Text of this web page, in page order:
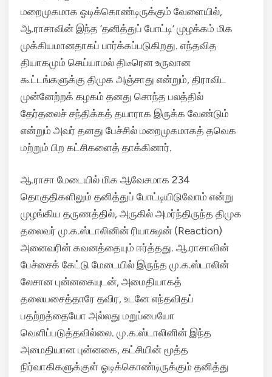
மறைமுகமாக ஓடிக்கொண்டிருக்கும் வேளையில்,
ஆ.ராசாவின் இந்த ‘தனித்துப் போட்டி’ முழக்கம் மிக
முக்கியமானதாகப் பார்க்கப்படுகிறது. எந்தவித
தியாகமும் செய்யாமல் திடீரென உருவான
கூட்டங்களுக்கு திமுக அஞ்சாது என்றும், திராவிட
முன்னேற்றக் கழகம் தனது சொந்த பலத்தில்
தேர்தலைச் சந்திக்கத் தயாராக இருக்க வேண்டும்
என்றும் அவர் தனது பேச்சில் மறைமுகமாகத் தவெக
மற்றும் பிற கட்சிகளைத் தாக்கினார்.
ஆ.ராசா மேடையில் மிக ஆவேசமாக 234
தொகுதிகளிலும் தனித்துப் போட்டியிடுவோம் என்று
முழங்கிய தருணத்தில், அருகில் அமர்ந்திருந்த திமுக
தலைவர் மு.க.ஸ்டாலினின் ரியாக்ஷன் (Reaction)
அனைவரின் கவனத்தையும் ஈர்த்தது. ஆ.ராசாவின்
பேச்சைக் கேட்டு மேடையில் இருந்த மு.க.ஸ்டாலின்
லேசான புன்னகையுடன், அமைதியாகத்
தலையசைத்தாரே தவிர, உடனே எந்தவிதப்
பதற்றத்தையோ அல்லது மறுப்பையோ
வெளிப்படுத்தவில்லை. மு.க.ஸ்டாலினின் இந்த
அமைதியான புன்னகை, கட்சியின் மூத்த
நிர்வாகிகளுக்குள் ஓடிக்கொண்டிருக்கும் தனித்து